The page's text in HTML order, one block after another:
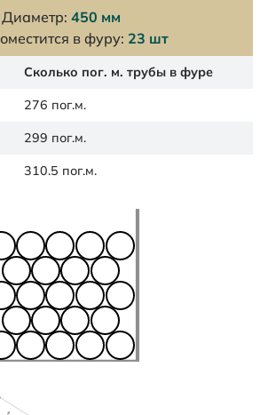
Диаметр: 450 мм
в фуру: 23 шт
Сколько пог. м. трубы в фуре
276 пог.м.
299 пог.м.
310.5 пог.м.